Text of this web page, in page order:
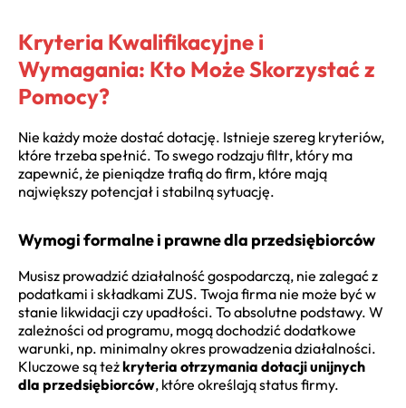
Kryteria Kwalifikacyjne i
Wymagania: Kto Może Skorzystać z
Pomocy?
Nie każdy może dostać dotację. Istnieje szereg kryteriów,
które trzeba spełnić. To swego rodzaju filtr, który ma
zapewnić, że pieniądze trafią do firm, które mają
największy potencjał i stabilną sytuację.
Wymogi formalne i prawne dla przedsiębiorców
Musisz prowadzić działalność gospodarczą, nie zalegać z
podatkami i składkami ZUS. Twoja firma nie może być w
stanie likwidacji czy upadłości. To absolutne podstawy. W
zależności od programu, mogą dochodzić dodatkowe
warunki, np. minimalny okres prowadzenia działalności.
Kluczowe są teżkryteria otrzymania dotacji unijnych
dla przedsiębiorców, które określają status firmy.